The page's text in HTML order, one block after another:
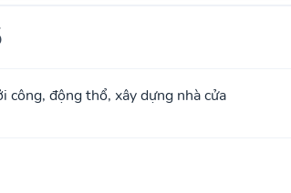
công, động thổ, xây dựng nhà cửa